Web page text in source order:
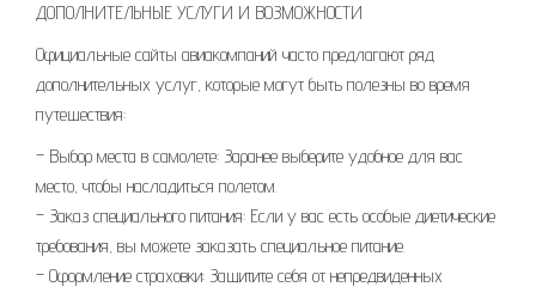
ДОПОЛНИТЕЛЬНЫЕ УСЛУГИ И ВОЗМОЖНОСТИ
Официальные сайты авиакомпаний часто предлагают ряд
дополнительных услуг, которые могут быть полезны во время
путешествия:
– Выбор места в самолете: Заранее выберите удобное для вас
место, чтобы насладиться полетом.
– Заказ специального питания: Если у вас есть особые диетические
требования, вы можете заказать специальное питание.
– Оформление страховки: Защитите себя от непредвиденных